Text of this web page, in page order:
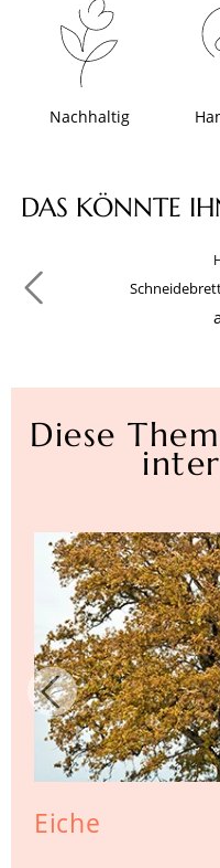
Nachhaltig
Produktgalerie
DAS KÖNNTE
Diese
Eiche